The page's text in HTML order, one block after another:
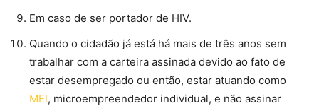
Em caso de ser portador de HIV.
Quando o cidadão já está há mais de três anos sem
trabalhar com a carteira assinada devido ao fato de
estar desempregado ou então, estar atuando como
MEI, microempreendedor individual, e não assinar